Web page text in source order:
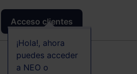
Acceso clientes
¡Hola!, ahora
puedes acceder
a NEO o